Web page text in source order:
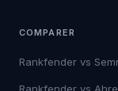
COMPARER
Rankfender vs
Rankfender vs